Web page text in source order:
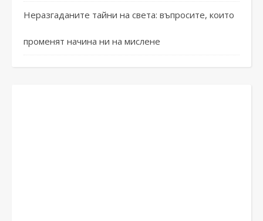
Неразгаданите тайни на света: въпросите, които
променят начина ни на мислене